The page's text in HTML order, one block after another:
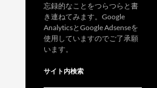
忘録的なことをつらつらと書
き連ねてみます。Google
AnalyticsとGoogle Adsenseを
使用していますのでご了承願
います。
サイト内検索